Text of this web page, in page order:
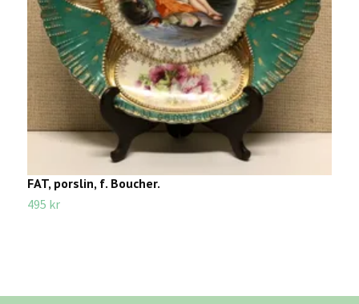
FAT, porslin, f. Boucher.
495 kr